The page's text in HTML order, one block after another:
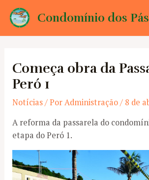
para
Condomínio dos
Começa obra da
Peró 1
Notícias/ PorAdministração/ 8 de
A reforma da passarela do
etapa do Peró 1.